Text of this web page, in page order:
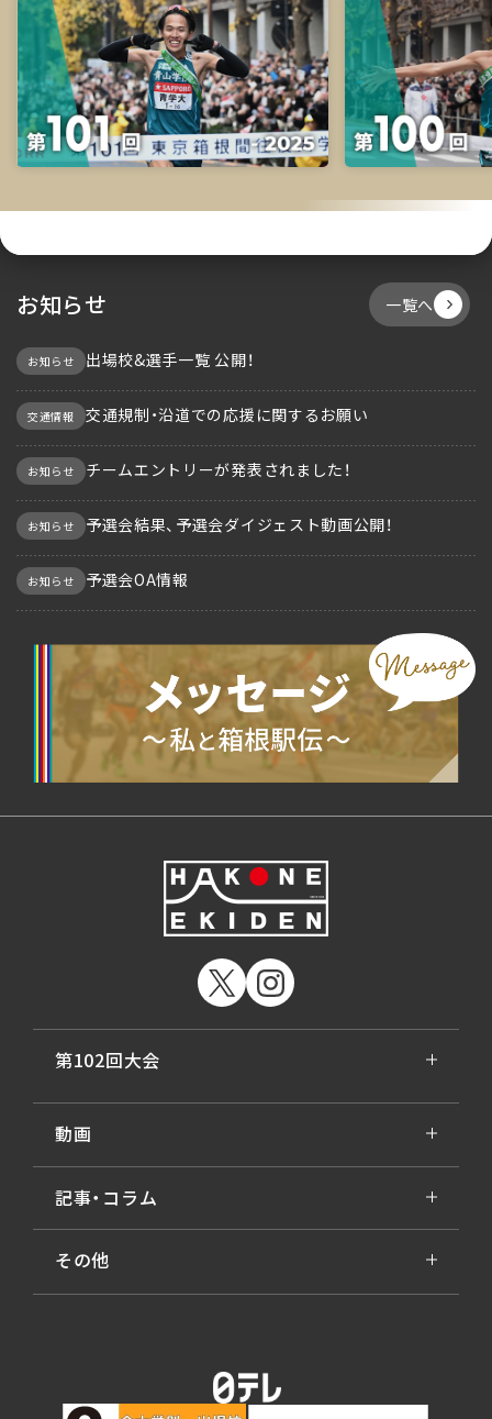
お知らせ 一覧へ
お知らせ 出場校&選手一覧 公開！
交通情報 交通規制・沿道での応援に関するお願い
お知らせ チームエントリーが発表されました！
お知らせ 予選会結果、予選会ダイジェスト動画公開！
お知らせ 予選会OA情報
第102回大会
動画
記事・コラム
その他